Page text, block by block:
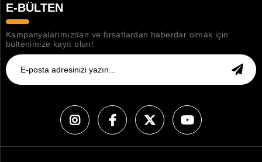
E-BÜLTEN
Kampanyalarımızdan ve fırsatlardan haberdar olmak için
bültenimize kayıt olun!